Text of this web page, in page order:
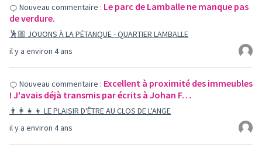
il y a environ 4 ans
Nouveau commentaire : Le parc de Lamballe ne manque pas
de verdure.
🕺🏼 JOUONS À LA PÉTANQUE - QUARTIER LAMBALLE
il y a environ 4 ans
Nouveau commentaire : Excellent à proximité des immeubles
! J'avais déjà transmis par écrits à Johan F…
👨‍👩‍👧‍👦 LE PLAISIR D'ÊTRE AU CLOS DE L'ANGE